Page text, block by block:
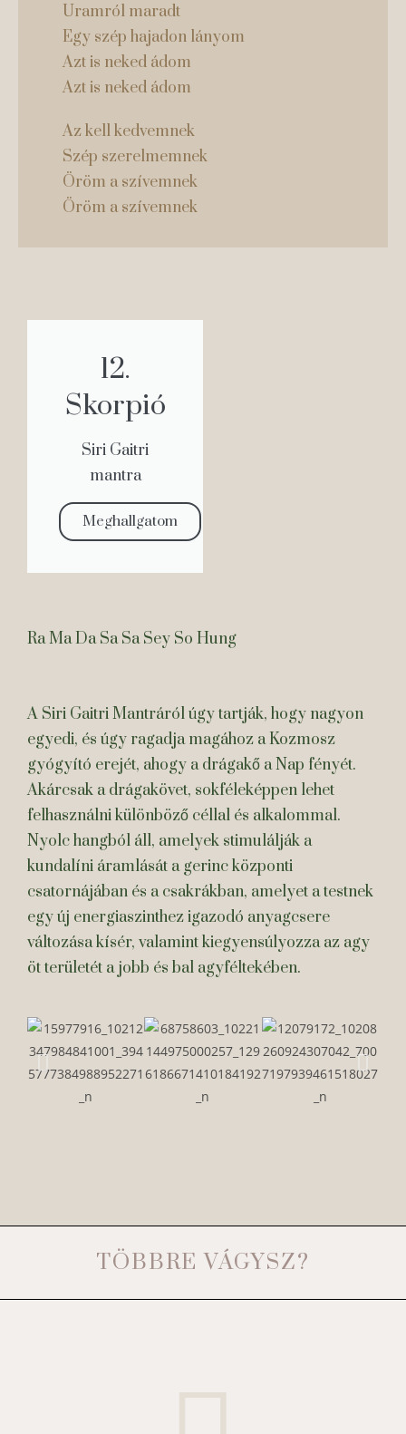
Uramról maradt
Egy szép hajadon lányom
Azt is neked ádom
Azt is neked ádom
Az kell kedvemnek
Szép szerelmemnek
Öröm a szívemnek
Öröm a szívemnek
12.
Skorpió
Siri Gaitri
mantra
Meghallgatom
Ra Ma Da Sa Sa Sey So Hung
A Siri Gaitri Mantráról úgy tartják, hogy nagyon
egyedi, és úgy ragadja magához a Kozmosz
gyógyító erejét, ahogy a drágakő a Nap fényét.
Akárcsak a drágakövet, sokféleképpen lehet
felhasználni különböző céllal és alkalommal.
Nyolc hangból áll, amelyek stimulálják a
kundalíni áramlását a gerinc központi
csatornájában és a csakrákban, amelyet a testnek
egy új energiaszinthez igazodó anyagcsere
változása kísér, valamint kiegyensúlyozza az agy
öt területét a jobb és bal agyféltekében.
TÖBBRE VÁGYSZ?